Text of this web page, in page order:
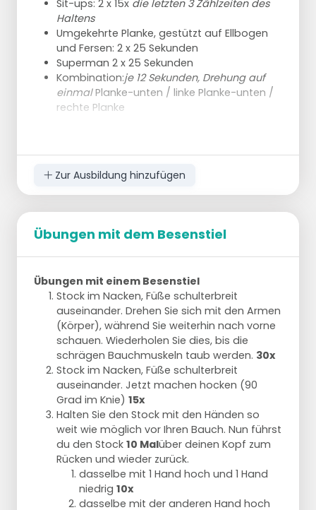
Sit-ups: 2 x 15x die letzten 3 Zählzeiten des
Haltens
Umgekehrte Planke, gestützt auf Ellbogen
und Fersen: 2 x 25 Sekunden
Superman 2 x 25 Sekunden
Kombination:je 12 Sekunden, Drehung auf
einmalPlanke-unten / linke Planke-unten /
rechte Planke
Zur Ausbildung hinzufügen
Übungen mit dem Besenstiel
Übungen mit einem Besenstiel
Stock im Nacken, Füße schulterbreit
auseinander. Drehen Sie sich mit den Armen
(Körper), während Sie weiterhin nach vorne
schauen. Wiederholen Sie dies, bis die
schrägen Bauchmuskeln taub werden. 30x
Stock im Nacken, Füße schulterbreit
auseinander. Jetzt machen hocken (90
Grad im Knie) 15x
Halten Sie den Stock mit den Händen so
weit wie möglich vor Ihren Bauch. Nun führst
du den Stock 10 Malüber deinen Kopf zum
Rücken und wieder zurück.
dasselbe mit 1 Hand hoch und 1 Hand
niedrig 10x
dasselbe mit der anderen Hand hoch